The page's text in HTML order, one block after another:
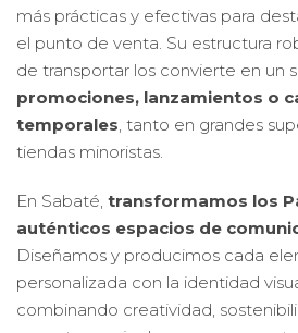
más prácticas y efectivas para
el punto de venta. Su estructura
de transportar los convierte en un
promociones, lanzamientos o
temporales , tanto en grandes
tiendas minoristas.
En Sabaté, transformamos los
auténticos espacios de
Diseñamos y producimos cada
personalizada con la identidad
combinando creatividad,